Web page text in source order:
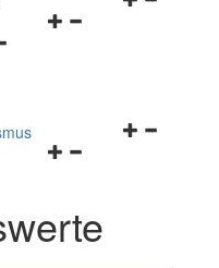
Navigationsmenü
Navigationsmenü
schließen